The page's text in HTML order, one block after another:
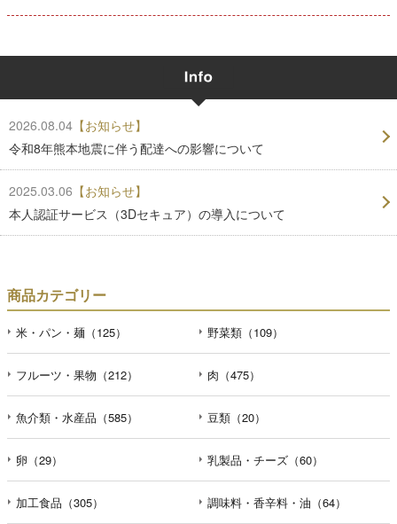
2026.08.04 【お知らせ】
令和8年熊本地震に伴う配達への影響について
2025.03.06 【お知らせ】
本人認証サービス（3Dセキュア）の導入について
商品カテゴリー
米・パン・麺（125） 野菜類（109）
フルーツ・果物（212） 肉（475）
魚介類・水産品（585） 豆類（20）
卵（29） 乳製品・チーズ（60）
加工食品（305） 調味料・香辛料・油（64）